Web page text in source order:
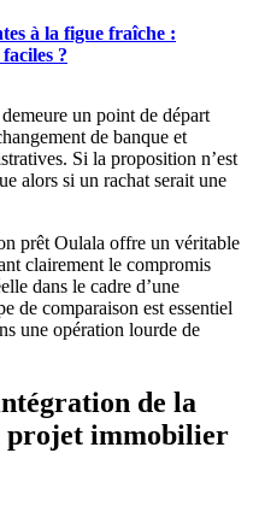
à la figue fraîche :
?
un point de départ
de banque et
Si la proposition n’est
alors si un rachat serait une
prêt Oulala offre un véritable
clairement le compromis
dans le cadre d’une
de comparaison est essentiel
une opération lourde de
de la
projet immobilier